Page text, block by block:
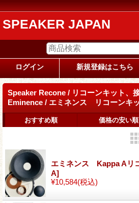
SPEAKER JAPAN
ログイン 新規登録はこちら
Speaker Recone / リコーンキット、
Eminence / エミネンス リコーンキ
おすすめ順 価格の安い順
エミネンス Kappa Aリ
A]
¥10,584(税込)